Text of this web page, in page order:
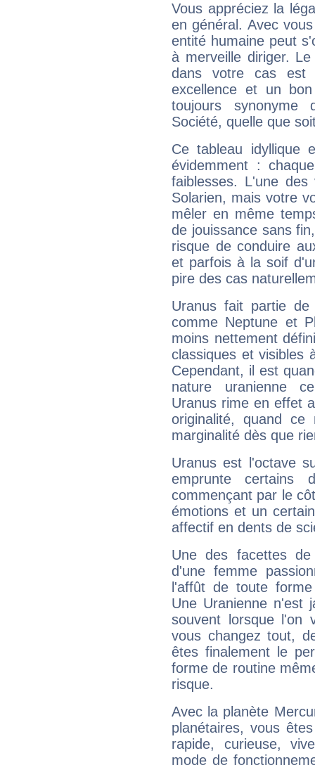
Vous appréciez la
en général. Avec
entité humaine peut
à merveille diriger.
dans votre cas est
excellence et un
toujours synonyme
Société, quelle que
Ce tableau idyllique
évidemment :
faiblesses. L'une
Solarien, mais votre
mêler en même
de jouissance sans
risque de conduire
et parfois à la soif
pire des cas
Uranus fait partie
comme Neptune et
moins nettement
classiques et visibles
Cependant, il est
nature uranienne
Uranus rime en effet
originalité, quand ce
marginalité dès que
Uranus est l'octave
emprunte
commençant par le
émotions et un
affectif en dents de
Une des facettes
d'une femme
l'affût de toute
Une Uranienne n'est
souvent lorsque l'on
vous changez tout,
êtes finalement le
forme de routine
risque.
Avec la planète
planétaires, vous
rapide, curieuse,
mode de